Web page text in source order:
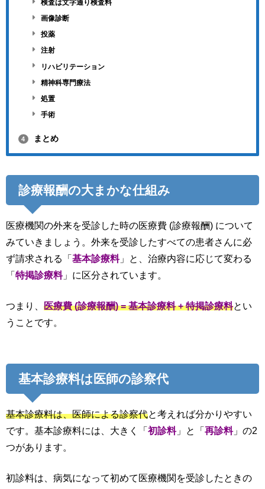
検査は文字通り検査料
画像診断
投薬
注射
リハビリテーション
精神科専門療法
処置
手術
4 まとめ
診療報酬の大まかな仕組み
医療機関の外来を受診した時の医療費 (診療報酬) について
みていきましょう。外来を受診したすべての患者さんに必
ず請求される「 基本診療料」と、治療内容に応じて変わる
「 特掲診療料」に区分されています。
つまり、 医療費 (診療報酬) = 基本診療料 + 特掲診療料とい
うことです。
基本診療料は医師の診察代
基本診療料は、医師による診察代と考えれば分かりやすい
です。基本診療料には、大きく「 初診料」と「 再診料」の2
つがあります。
初診料は、病気になって初めて医療機関を受診したときの